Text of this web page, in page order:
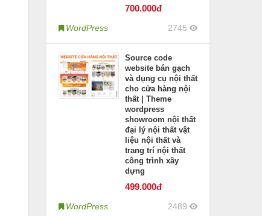
700.000đ
WordPress 2745
Source code
website bán gạch
và dụng cụ nội thất
cho cửa hàng nội
thất | Theme
wordpress
showroom nội thất
đại lý nội thất vật
liệu nội thất và
trang trí nội thất
công trình xây
dựng
499.000đ
WordPress 2489